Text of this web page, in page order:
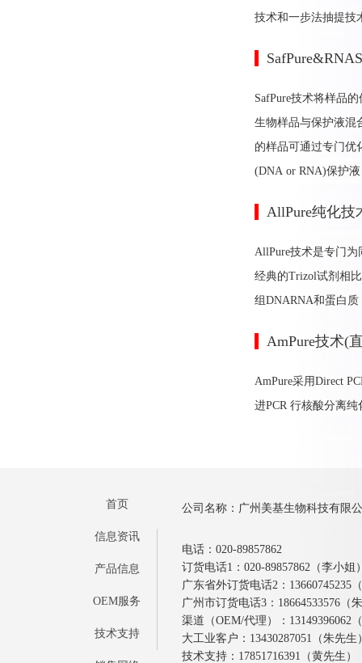
技术和一步法抽提技
SafPure技术将样品
生物样品与保护液混
的样品可通过专门优
(DNA or RNA)保护
AllPure纯化技
AllPure技术是专门
经典的Trizol试剂相
组DNARNA和蛋白
AmPure技术(
AmPure采用Direct
进PCR 行核酸分离
首页
信息资讯
产品信息
OEM服务
技术支持
公司名称：广州美基生物科技有限
电话：020-89857862
订货电话1：020-89857862（李小姐
广东省外订货电话2：13660745235
广州市订货电话3：18664533576（
渠道（OEM/代理）：13149396062
大工业客户：13430287051（朱先生
技术支持：17851716391（黄先生）